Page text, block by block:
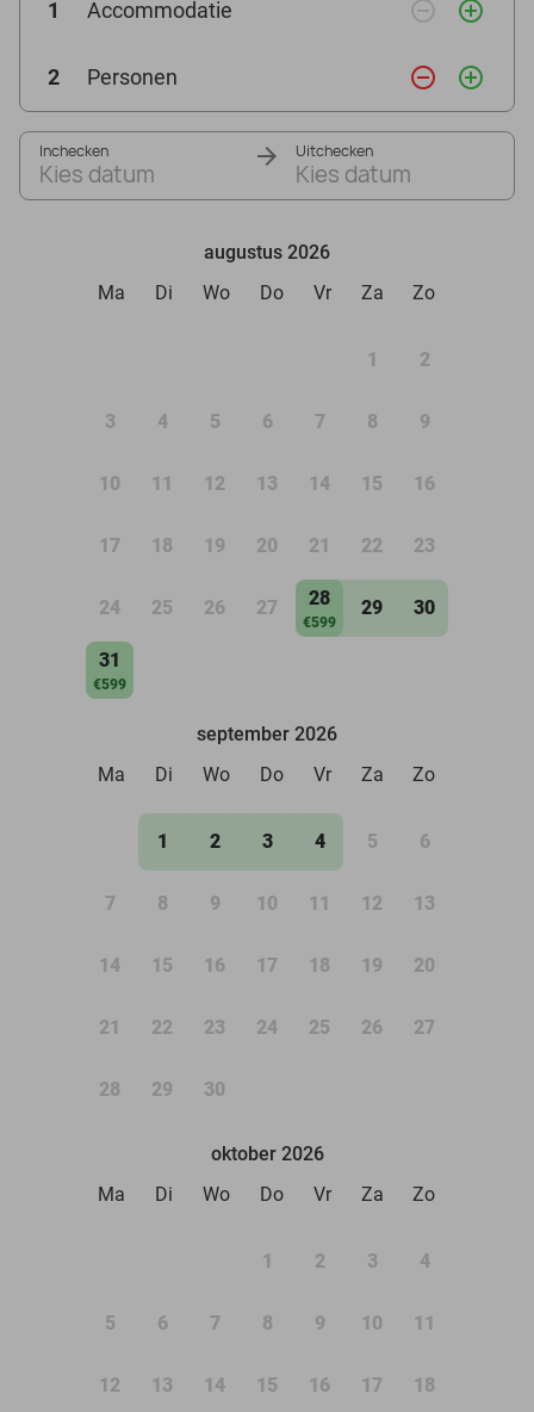
1 Accommodatie remove_circle_outline add_circle_outline
2 Personen remove_circle_outline add_circle_outline
Inchecken
Kies datum
Uitchecken
Kies datum
augustus 2026
Ma
Di Wo Do Vr Za Zo
1 2
3 4 5 6 7 8 9
10 11 12 13 14 15 16
17 18 19 20 21 22 23
24 25 26 27 28
€599
29 30
31
€599
september 2026
Ma
Di Wo Do Vr Za Zo
1 2 3 4 5 6
7 8 9 10 11 12 13
14 15 16 17 18 19 20
21 22 23 24 25 26 27
28 29 30
oktober 2026
Ma
Di Wo Do Vr Za Zo
1 2 3 4
5 6 7 8 9 10 11
12 13 14 15 16 17 18